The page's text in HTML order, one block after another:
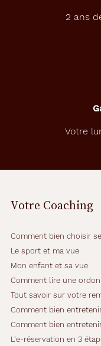
2 ans
Votre
Votre Coaching
Comment bien choisir
Le sport et ma vue
Mon enfant et sa vue
Comment lire une
Tout savoir sur votre
Comment bien
Comment bien
L'e-réservation en 3